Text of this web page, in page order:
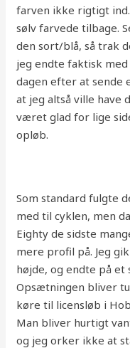
farven ikke rigtigt
sølv farvede tilbage.
den sort/blå, så trak
jeg endte faktisk
dagen efter at sende
at jeg altså ville have
været glad for lige
opløb.
Som standard fulgte
med til cyklen, men
Eighty de sidste
mere profil på. Jeg
højde, og endte på et
Opsætningen bliver
køre til licensløb i
Man bliver hurtigt
og jeg orker ikke at